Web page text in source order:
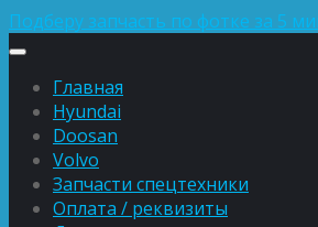
Подберу запчасть по фотке за 5
Главная
Hyundai
Doosan
Volvo
Запчасти спецтехники
Оплата / реквизиты